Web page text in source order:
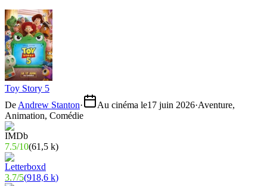
Toy Story 5
De Andrew Stanton· Au cinéma le17 juin 2026·Aventure,
Animation, Comédie
7.5/10(61,5 k)
3.7/5(918,6 k)